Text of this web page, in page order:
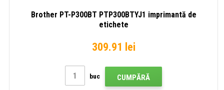
Brother PT-P300BT PTP300BTYJ1 imprimantă de
etichete
309.91 lei
buc CUMPĂRĂ